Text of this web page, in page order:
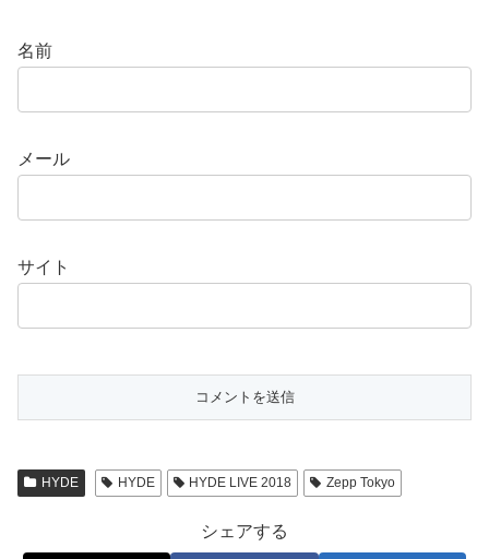
名前
メール
サイト
HYDE HYDE HYDE LIVE 2018 Zepp Tokyo
シェアする